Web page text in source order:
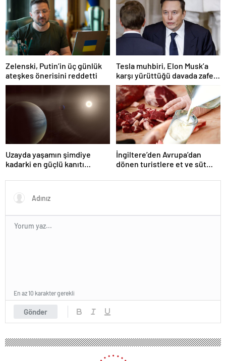
Zelenski, Putin’in üç günlük
ateşkes önerisini reddetti
Tesla muhbiri, Elon Musk’a
karşı yürüttüğü davada zafer
kazandı
Uzayda yaşamın şimdiye
kadarki en güçlü kanıtı
İngiltere’den Avrupa’dan
dönen turistlere et ve süt
Gönder
En az 10 karakter gerekli